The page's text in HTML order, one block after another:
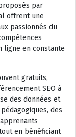
par
offrent une
passionnés du
ligne en constante
gratuits,
SEO à
des données et
des
en bénéficiant